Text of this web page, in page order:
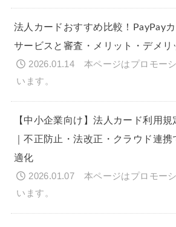
法人カードおすすめ比較！PayPay
サービスと審査・メリット・デメリ
2026.01.14
【中小企業向け】法人カード利用
｜不正防止・法改正・クラウド連
適化
2026.01.07